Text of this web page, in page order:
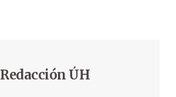
Redacción ÚH